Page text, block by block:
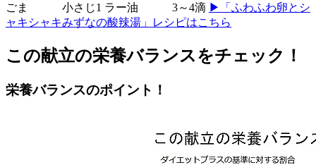
ごま 小さじ1 ラー油 3～4滴 ▶「ふわふわ卵とシ
ャキシャキみずなの酸辣湯」レシピはこちら
この献立の栄養バランスをチェック！
栄養バランスのポイント！